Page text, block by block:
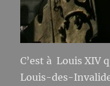
C’est à Louis XIV
Louis-des-